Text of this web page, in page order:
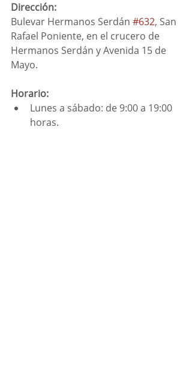
Dirección:
Bulevar Hermanos Serdán #632, San
Rafael Poniente, en el crucero de
Hermanos Serdán y Avenida 15 de
Mayo.
Horario:
Lunes a sábado: de 9:00 a 19:00
horas.